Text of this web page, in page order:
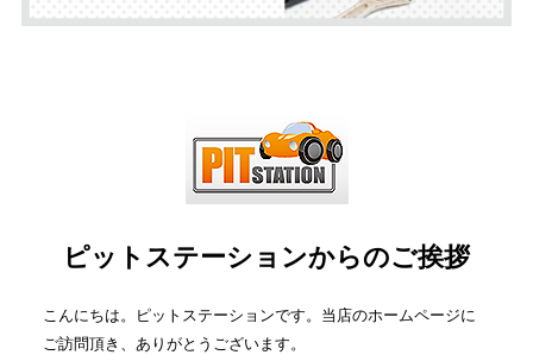
ピットステーションからのご挨拶
こんにちは。ピットステーションです。当店のホームページに
ご訪問頂き、ありがとうございます。